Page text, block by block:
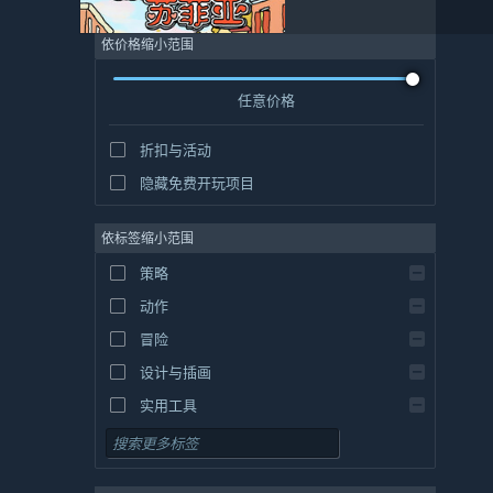
依价格缩小范围
任意价格
折扣与活动
隐藏免费开玩项目
依标签缩小范围
策略
动作
冒险
设计与插画
实用工具
免费开玩